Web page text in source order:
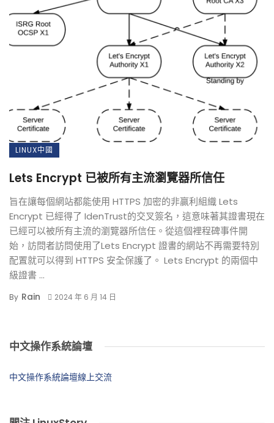
LINUX中國
Lets Encrypt 已被所有主流瀏覽器所信任
旨在讓每個網站都能使用 HTTPS 加密的非贏利組織 Lets
Encrypt 已經得了 IdenTrust的交叉簽名，這意味著其證書現在
已經可以被所有主流的瀏覽器所信任。從這個裡程碑事件開
始，訪問者訪問使用了Lets Encrypt 證書的網站不再需要特別
配置就可以得到 HTTPS 安全保護了。 Lets Encrypt 的兩個中
級證書 ...
By Rain 2024 年 6 月 14 日
中文操作系統論壇
中文操作系統論壇線上交流